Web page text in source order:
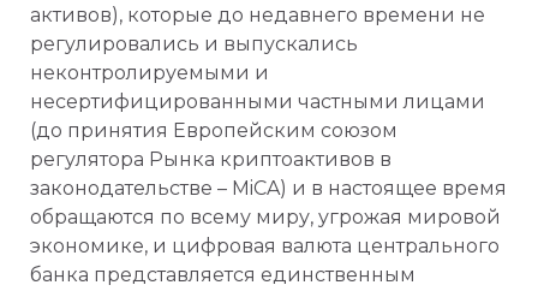
активов), которые до недавнего времени не
регулировались и выпускались
неконтролируемыми и
несертифицированными частными лицами
(до принятия Европейским союзом
регулятора Рынка криптоактивов в
законодательстве – MiCA) и в настоящее время
обращаются по всему миру, угрожая мировой
экономике, и цифровая валюта центрального
банка представляется единственным